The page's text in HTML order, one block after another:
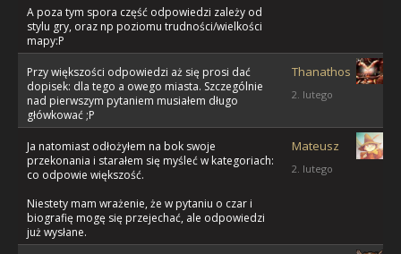
A poza tym spora część odpowiedzi zależy od
stylu gry, oraz np poziomu trudności/wielkości
mapy:P
Thanathos
2. lutego
Przy większości odpowiedzi aż się prosi dać
dopisek: dla tego a owego miasta. Szczególnie
nad pierwszym pytaniem musiałem długo
główkować ;P
Mateusz
2. lutego
Ja natomiast odłożyłem na bok swoje
przekonania i starałem się myśleć w kategoriach:
co odpowie większość.
Niestety mam wrażenie, że w pytaniu o czar i
biografię mogę się przejechać, ale odpowiedzi
już wysłane.